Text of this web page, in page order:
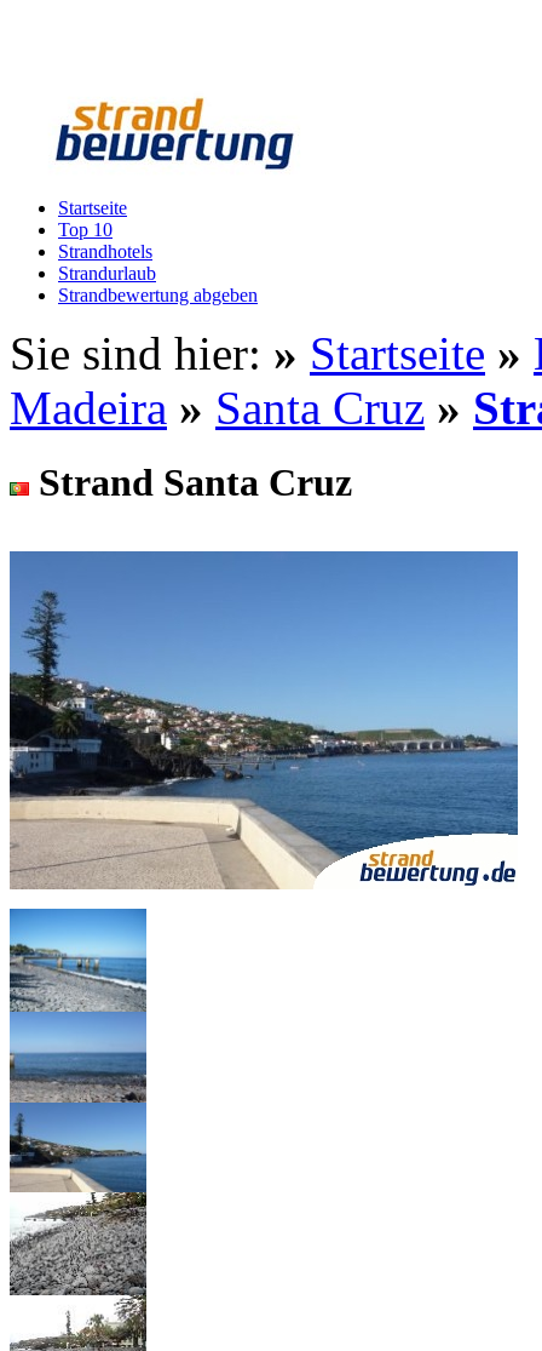
Startseite
Top 10
Strandhotels
Strandurlaub
Strandbewertung abgeben
Sie sind hier: » Startseite »
Madeira » Santa Cruz »
Strand Santa Cruz